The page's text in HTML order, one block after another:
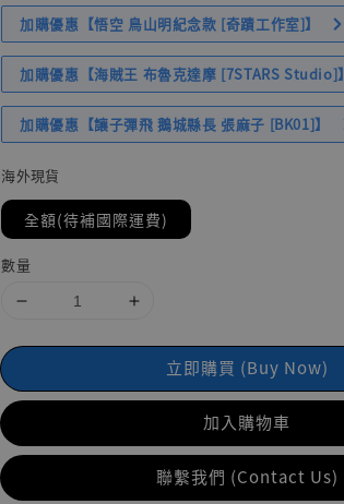
加購優惠【悟空 鳥山明紀念款 [奇蹟工作室]】
加購優惠【海賊王 布魯克達摩 [7STARS Studio]】
加購優惠【讓子彈飛 鵝城縣長 張麻子 [BK01]】
海外現貨
全額(待補國際運費)
數量
立即購買 (Buy Now)
加入購物車
聯繫我們 (Contact Us)